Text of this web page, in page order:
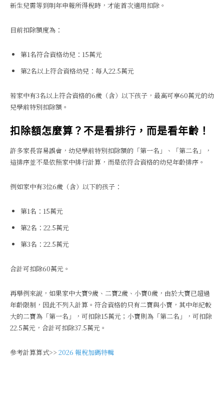
新生兒需等到明年申報所得稅時，才能首次適用扣除。
目前扣除額度為：
第1名符合資格幼兒：15萬元
第2名以上符合資格幼兒：每人22.5萬元
若家中有3名以上符合資格的6歲（含）以下孩子，最高可享60萬元的幼
兒學前特別扣除額。
扣除額怎麼算？不是看排行，而是看年齡！
許多家長容易誤會，幼兒學前特別扣除額的「第一名」、「第二名」，
這排序並不是依照家中排行計算，而是依符合資格的幼兒年齡排序。
例如家中有3位6歲（含）以下的孩子：
第1名：15萬元
第2名：22.5萬元
第3名：22.5萬元
合計可扣除60萬元。
再舉例來說，如果家中大寶9歲、二寶2歲、小寶0歲，由於大寶已超過
年齡限制，因此不列入計算。符合資格的只有二寶與小寶，其中年紀較
大的二寶為「第一名」，可扣除15萬元；小寶則為「第二名」，可扣除
22.5萬元，合計可扣除37.5萬元。
參考計算算式>> 2026 報稅加碼特輯